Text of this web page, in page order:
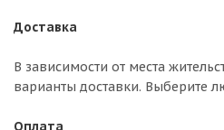
Доставка
В зависимости от места
варианты доставки. Выберите
Оплата